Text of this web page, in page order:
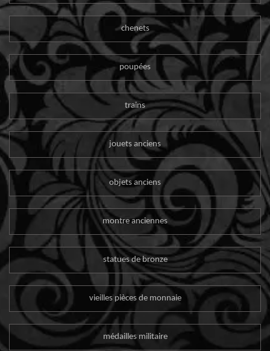
chenets
poupées
trains
jouets anciens
objets anciens
montre anciennes
statues de bronze
vieilles pièces de monnaie
médailles militaire